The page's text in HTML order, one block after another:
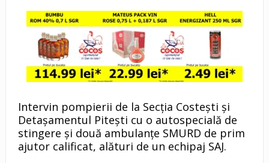
Intervin pompierii de la Secția Costești și
Detașamentul Pitești cu o autospecială de
stingere și două ambulanțe SMURD de prim
ajutor calificat, alături de un echipaj SAJ.